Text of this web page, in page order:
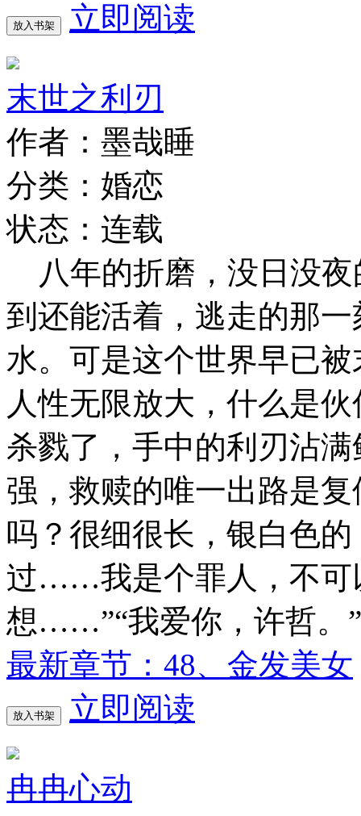
放入书架 立即阅读
末世之利刃
作者：墨哉睡
分类：婚恋
状态：连载
八年的折磨，没日没夜
到还能活着，逃走的那
水。可是这个世界早已
人性无限放大，什么是
杀戮了，手中的利刃沾
强，救赎的唯一出路是
吗？很细很长，银白色
过……我是个罪人，不可
想……”“我爱你，许哲。
最新章节：48、金发美女
放入书架 立即阅读
冉冉心动